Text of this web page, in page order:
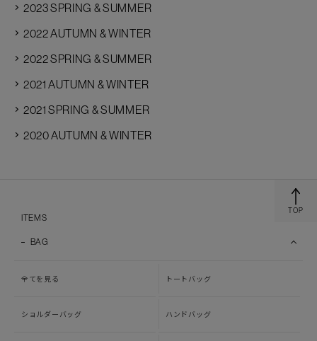
2023 SPRING & SUMMER
2022 AUTUMN & WINTER
2022 SPRING & SUMMER
2021 AUTUMN & WINTER
2021 SPRING & SUMMER
2020 AUTUMN & WINTER
ITEMS
BAG
全てを見る トートバッグ
ショルダーバッグ ハンドバッグ
TOP